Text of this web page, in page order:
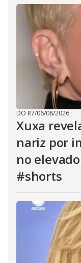
DO R7/06/08/2026
Xuxa
nariz por
no
#shorts